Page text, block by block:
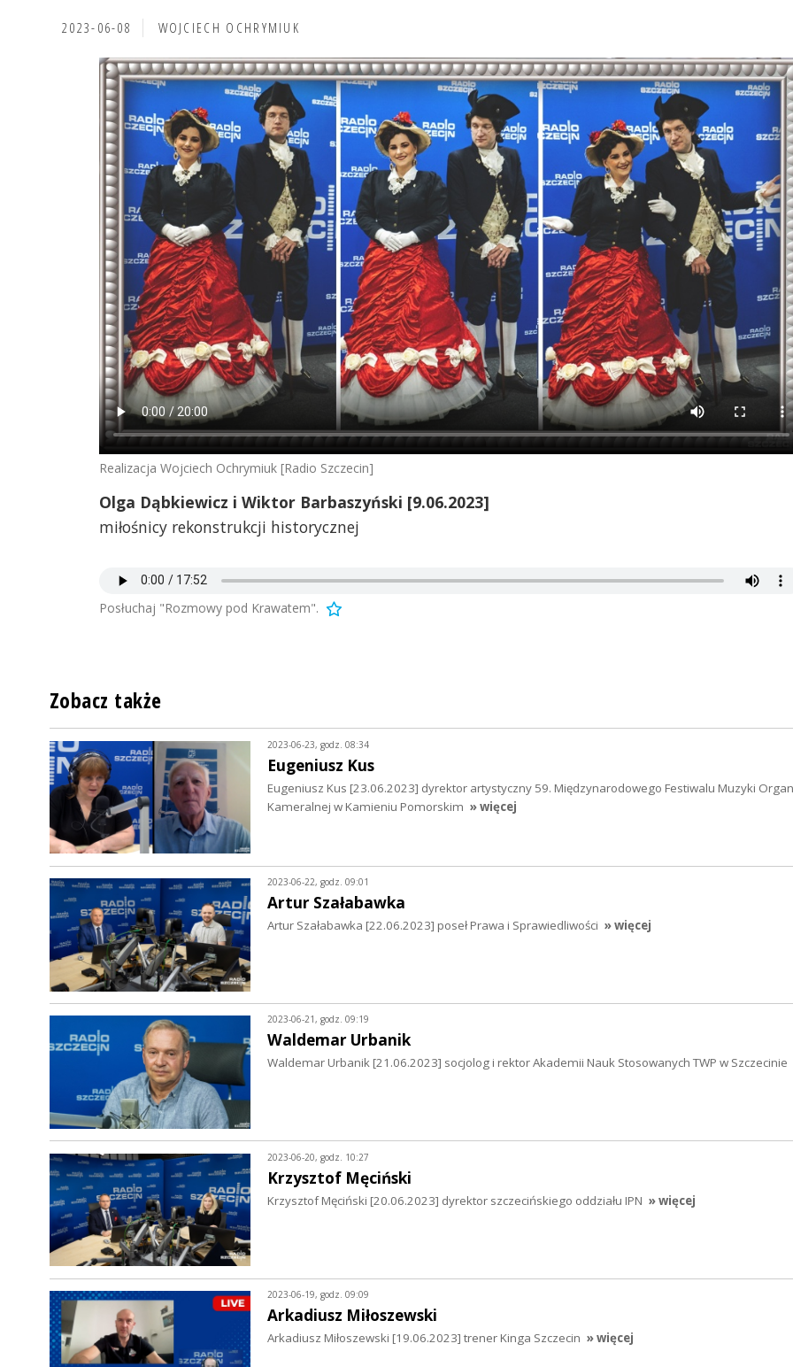
2023-06-08 WOJCIECH OCHRYMIUK
Realizacja Wojciech Ochrymiuk [Radio Szczecin]
Olga Dąbkiewicz i Wiktor Barbaszyński [9.06.2023]
miłośnicy rekonstrukcji historycznej
Posłuchaj "Rozmowy pod Krawatem".
Zobacz także
2023-06-23, godz. 08:34
Eugeniusz Kus
Eugeniusz Kus [23.06.2023] dyrektor artystyczny 59. Międzynarodowego Festiwalu Muzyki
Kameralnej w Kamieniu Pomorskim » więcej
2023-06-22, godz. 09:01
Artur Szałabawka
Artur Szałabawka [22.06.2023] poseł Prawa i Sprawiedliwości » więcej
2023-06-21, godz. 09:19
Waldemar Urbanik
Waldemar Urbanik [21.06.2023] socjolog i rektor Akademii Nauk Stosowanych TWP w Szczecinie
2023-06-20, godz. 10:27
Krzysztof Męciński
Krzysztof Męciński [20.06.2023] dyrektor szczecińskiego oddziału IPN » więcej
2023-06-19, godz. 09:09
Arkadiusz Miłoszewski
Arkadiusz Miłoszewski [19.06.2023] trener Kinga Szczecin » więcej